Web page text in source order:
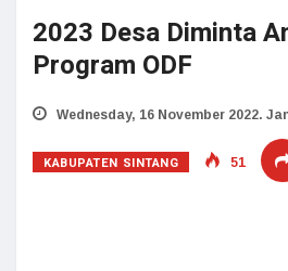
2023 Desa Diminta
Program ODF
Wednesday, 16 November 2022.
KABUPATEN SINTANG 51